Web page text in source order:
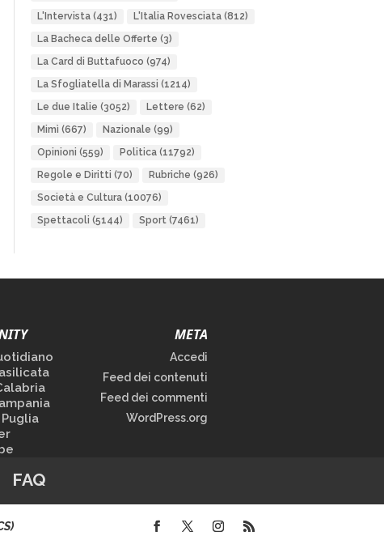
L'Intervista(431) L'Italia Rovesciata(812)
La Bacheca delle Offerte (3)
La Card di Buttafuoco (974)
La Sfogliatella di Marassi (1214)
Le due Italie (3052) Lettere (62)
Mimì (667) Nazionale (99)
Opinioni (559) Politica(11792)
Regole e Diritti (70) Rubriche (926)
Società e Cultura(10076)
Spettacoli (5144) Sport(7461)
META
Accedi
Feed dei contenuti
Feed dei commenti
WordPress.org
FAQ